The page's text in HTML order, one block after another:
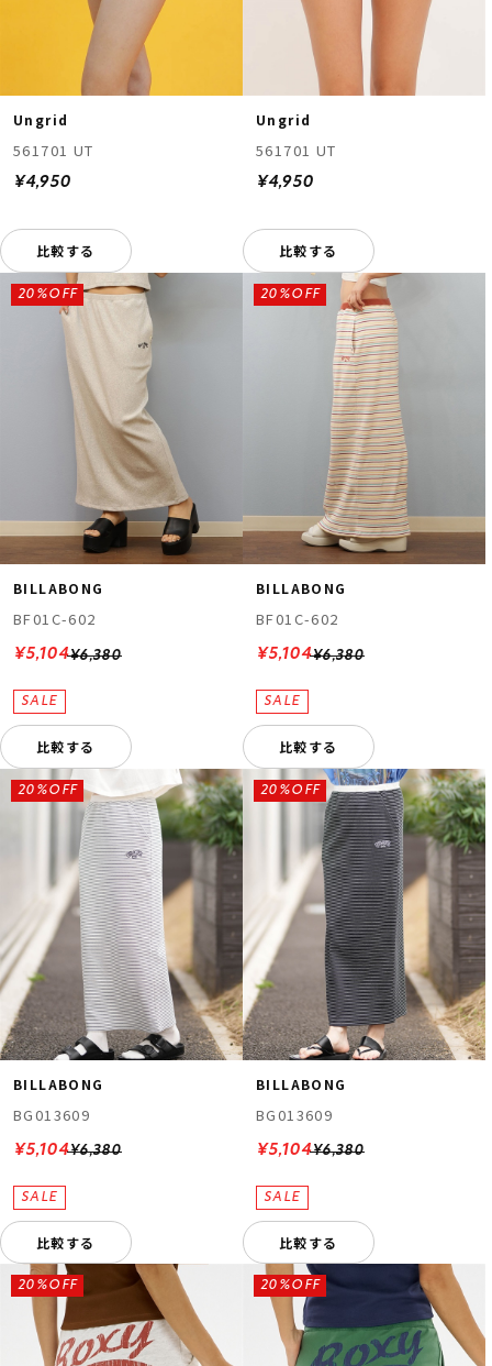
Ungrid
561701 UT
¥4,950
比較する
Ungrid
561701 UT
¥4,950
比較する
BILLABONG
BF01C-602
¥6,380
20%OFF
¥5,104
比較する
BILLABONG
BF01C-602
¥6,380
20%OFF
¥5,104
比較する
BILLABONG
BG013609
¥6,380
20%OFF
¥5,104
比較する
BILLABONG
BG013609
¥6,380
20%OFF
¥5,104
比較する
20%OFF 20%OFF